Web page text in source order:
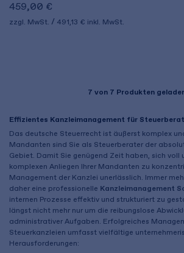
459,00 €
zzgl. MwSt. 491,13 € inkl. MwSt.
7 von 7 Produkten
Effizientes Kanzleimanagement für
Das deutsche Steuerrecht ist äußerst komplex
Mandanten sind Sie als Steuerberater der
Gebiet. Damit Sie genügend Zeit haben, sich voll
komplexen Anliegen Ihrer Mandanten zu
Management der Kanzlei unerlässlich. Immer
daher eine professionelle Kanzleimanagement
internen Prozesse effektiv und strukturiert zu
längst nicht mehr nur um die reibungslose
administrativer Aufgaben. Erfolgreiches
Steuerkanzleien umfasst vielfältige
Herausforderungen: